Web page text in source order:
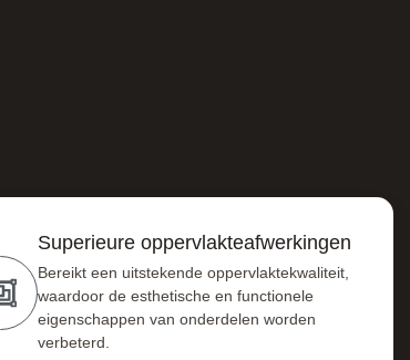
Superieure oppervlakteafwerkingen
Bereikt een uitstekende oppervlaktekwaliteit,
waardoor de esthetische en functionele
eigenschappen van onderdelen worden
verbeterd.